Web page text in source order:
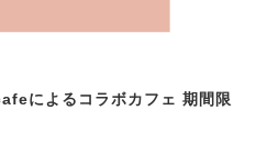
によるコラボカフェ 期間限